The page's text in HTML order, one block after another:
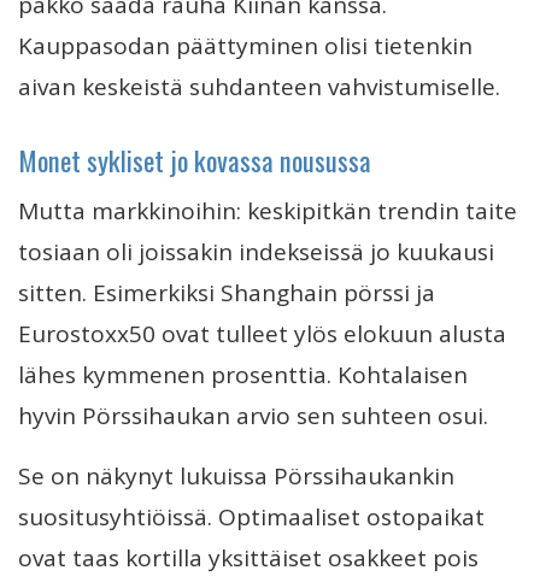
Kauppasodan päättyminen olisi tietenkin
aivan keskeistä suhdanteen vahvistumiselle.
Monet sykliset jo kovassa nousussa
Mutta markkinoihin: keskipitkän trendin taite
tosiaan oli joissakin indekseissä jo kuukausi
sitten. Esimerkiksi Shanghain pörssi ja
Eurostoxx50 ovat tulleet ylös elokuun alusta
lähes kymmenen prosenttia. Kohtalaisen
hyvin Pörssihaukan arvio sen suhteen osui.
Se on näkynyt lukuissa Pörssihaukankin
suositusyhtiöissä. Optimaaliset ostopaikat
ovat taas kortilla yksittäiset osakkeet pois